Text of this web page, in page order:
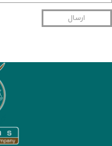
ارسال